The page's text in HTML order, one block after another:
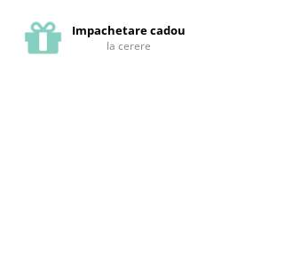
Impachetare cadou
la cerere